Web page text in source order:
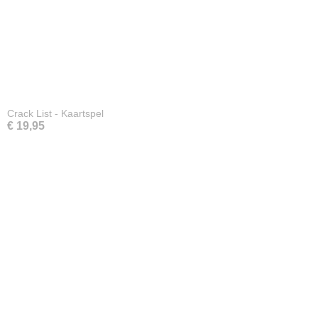
Crack List - Kaartspel
€ 19,95